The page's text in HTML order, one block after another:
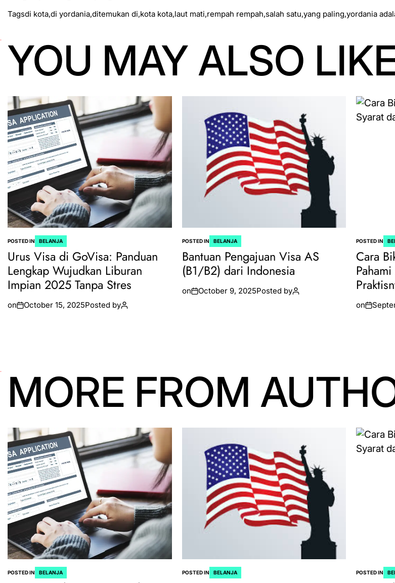
Tagsdi kota,di yordania,ditemukan di,kota kota,laut mati,rempah rempah,salah satu,yang paling,yordania
YOU MAY ALSO
POSTED IN BELANJA
Urus Visa di GoVisa: Panduan
Lengkap Wujudkan Liburan
Impian 2025 Tanpa Stres
on October 15, 2025Posted by
POSTED IN BELANJA
Bantuan Pengajuan Visa AS
(B1/B2) dari Indonesia
on October 9, 2025Posted by
POSTED IN
Cara
on
MORE FROM
POSTED IN BELANJA POSTED IN BELANJA POSTED IN